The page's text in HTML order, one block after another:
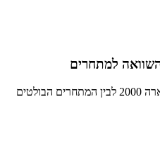
השוואת רמות הגימור של סוזוקי ויטארה 2000 לבין המתחרים הבולטים